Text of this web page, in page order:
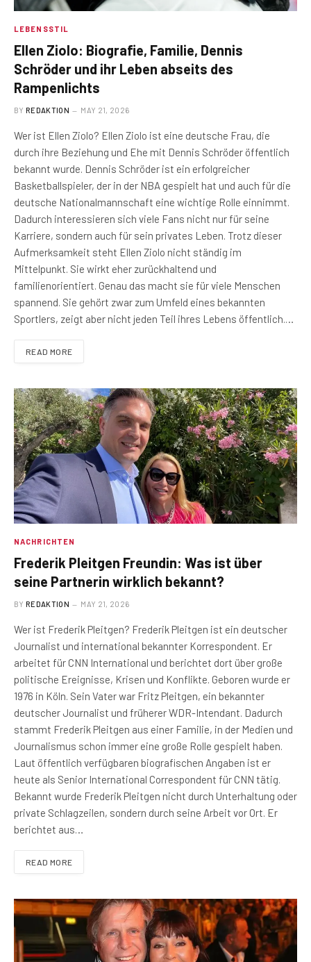
LEBENSSTIL
Ellen Ziolo: Biografie, Familie, Dennis
Schröder und ihr Leben abseits des
Rampenlichts
BY REDAKTION MAY 21, 2026
Wer ist Ellen Ziolo? Ellen Ziolo ist eine deutsche Frau, die
durch ihre Beziehung und Ehe mit Dennis Schröder öffentlich
bekannt wurde. Dennis Schröder ist ein erfolgreicher
Basketballspieler, der in der NBA gespielt hat und auch für die
deutsche Nationalmannschaft eine wichtige Rolle einnimmt.
Dadurch interessieren sich viele Fans nicht nur für seine
Karriere, sondern auch für sein privates Leben. Trotz dieser
Aufmerksamkeit steht Ellen Ziolo nicht ständig im
Mittelpunkt. Sie wirkt eher zurückhaltend und
familienorientiert. Genau das macht sie für viele Menschen
spannend. Sie gehört zwar zum Umfeld eines bekannten
Sportlers, zeigt aber nicht jeden Teil ihres Lebens öffentlich.…
READ MORE
NACHRICHTEN
Frederik Pleitgen Freundin: Was ist über
seine Partnerin wirklich bekannt?
BY REDAKTION MAY 21, 2026
Wer ist Frederik Pleitgen? Frederik Pleitgen ist ein deutscher
Journalist und international bekannter Korrespondent. Er
arbeitet für CNN International und berichtet dort über große
politische Ereignisse, Krisen und Konflikte. Geboren wurde er
1976 in Köln. Sein Vater war Fritz Pleitgen, ein bekannter
deutscher Journalist und früherer WDR-Intendant. Dadurch
stammt Frederik Pleitgen aus einer Familie, in der Medien und
Journalismus schon immer eine große Rolle gespielt haben.
Laut öffentlich verfügbaren biografischen Angaben ist er
heute als Senior International Correspondent für CNN tätig.
Bekannt wurde Frederik Pleitgen nicht durch Unterhaltung oder
private Schlagzeilen, sondern durch seine Arbeit vor Ort. Er
berichtet aus…
READ MORE